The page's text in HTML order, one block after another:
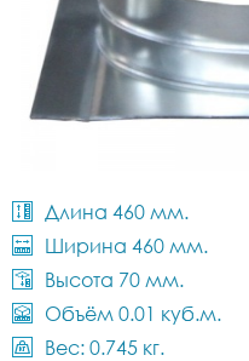
Длина 460 мм.
Ширина 460 мм.
Высота 70 мм.
Объём 0.01 куб.м.
Вес: 0.745 кг.